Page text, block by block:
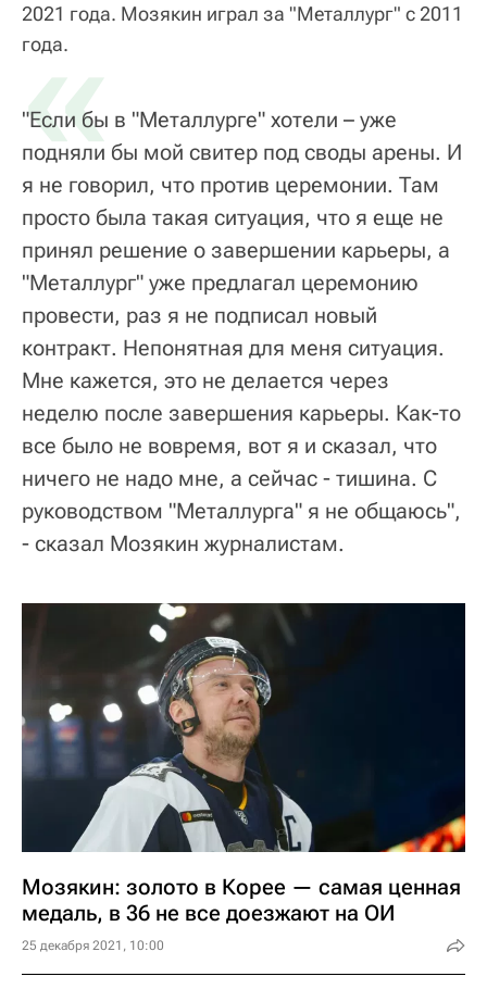
2021 года. Мозякин играл за "Металлург" с 2011
года.
«
"Если бы в "Металлурге" хотели – уже
подняли бы мой свитер под своды арены. И
я не говорил, что против церемонии. Там
просто была такая ситуация, что я еще не
принял решение о завершении карьеры, а
"Металлург" уже предлагал церемонию
провести, раз я не подписал новый
контракт. Непонятная для меня ситуация.
Мне кажется, это не делается через
неделю после завершения карьеры. Как-то
все было не вовремя, вот я и сказал, что
ничего не надо мне, а сейчас - тишина. С
руководством "Металлурга" я не общаюсь",
- сказал Мозякин журналистам.
Мозякин: золото в Корее — самая ценная
медаль, в 36 не все доезжают на ОИ
25 декабря 2021, 10:00